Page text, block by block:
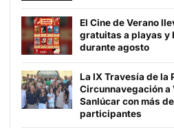
El Cine de Verano
gratuitas a playas y
durante agosto
La IX Travesía de la
Circunnavegación a
Sanlúcar con más
participantes